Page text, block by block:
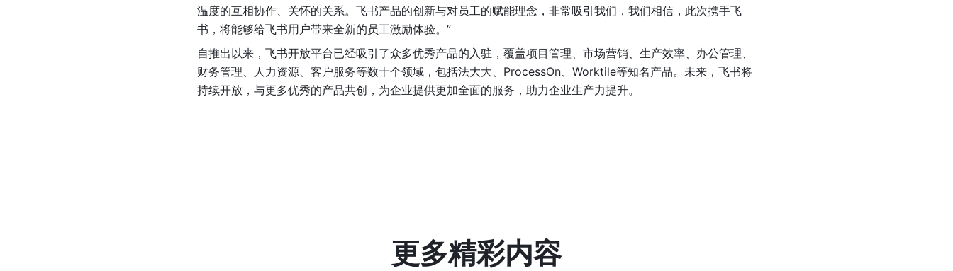
温度的互相协作、关怀的关系。飞书产品的创新与对员工的赋能理念，非常吸引我们，我们相信，此次携手飞
书，将能够给飞书用户带来全新的员工激励体验。”
自推出以来，飞书开放平台已经吸引了众多优秀产品的入驻，覆盖项目管理、市场营销、生产效率、办公管理、
财务管理、人力资源、客户服务等数十个领域，包括法大大、ProcessOn、Worktile等知名产品。未来，飞书将
持续开放，与更多优秀的产品共创，为企业提供更加全面的服务，助力企业生产力提升。
更多精彩内容